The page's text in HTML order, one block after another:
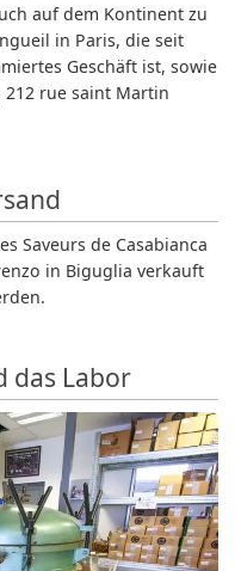
auf dem Kontinent zu
in Paris, die seit
Geschäft ist, sowie
212 rue saint Martin
Saveurs de Casabianca
in Biguglia verkauft
das Labor